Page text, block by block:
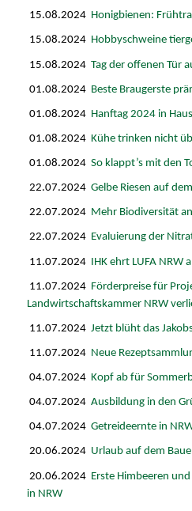
15.08.2024 Honigbienen:
15.08.2024 Hobbyschweine
15.08.2024Tag der offenen Tür
01.08.2024 Beste Braugerste
01.08.2024 Hanftag 2024 in
01.08.2024 Kühe trinken nicht
01.08.2024So klappt’s mit den
22.07.2024Gelbe Riesen auf
22.07.2024 Mehr Biodiversität
22.07.2024 Evaluierung der
11.07.2024 IHK ehrt LUFA NRW
11.07.2024 Förderpreise für
Landwirtschaftskammer NRW
11.07.2024Jetzt blüht das
11.07.2024 Neue
04.07.2024Kopf ab für
04.07.2024Ausbildung in den
04.07.2024Getreideernte in
20.06.2024 Urlaub auf dem
20.06.2024 Erste Himbeeren
in NRW